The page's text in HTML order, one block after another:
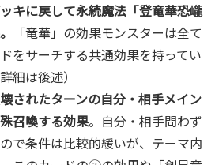
キに戻して永続魔法「登竜華恐巄
「竜華」の効果モンスターは全て
をサーチする共通効果を持ってい
細は後述）
されたターンの自分・相手メイン
召喚する効果。自分・相手問わず
で条件は比較的緩いが、テーマ内